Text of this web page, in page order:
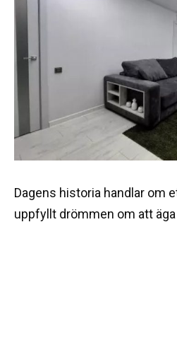
Dagens historia handlar om
uppfyllt drömmen om att